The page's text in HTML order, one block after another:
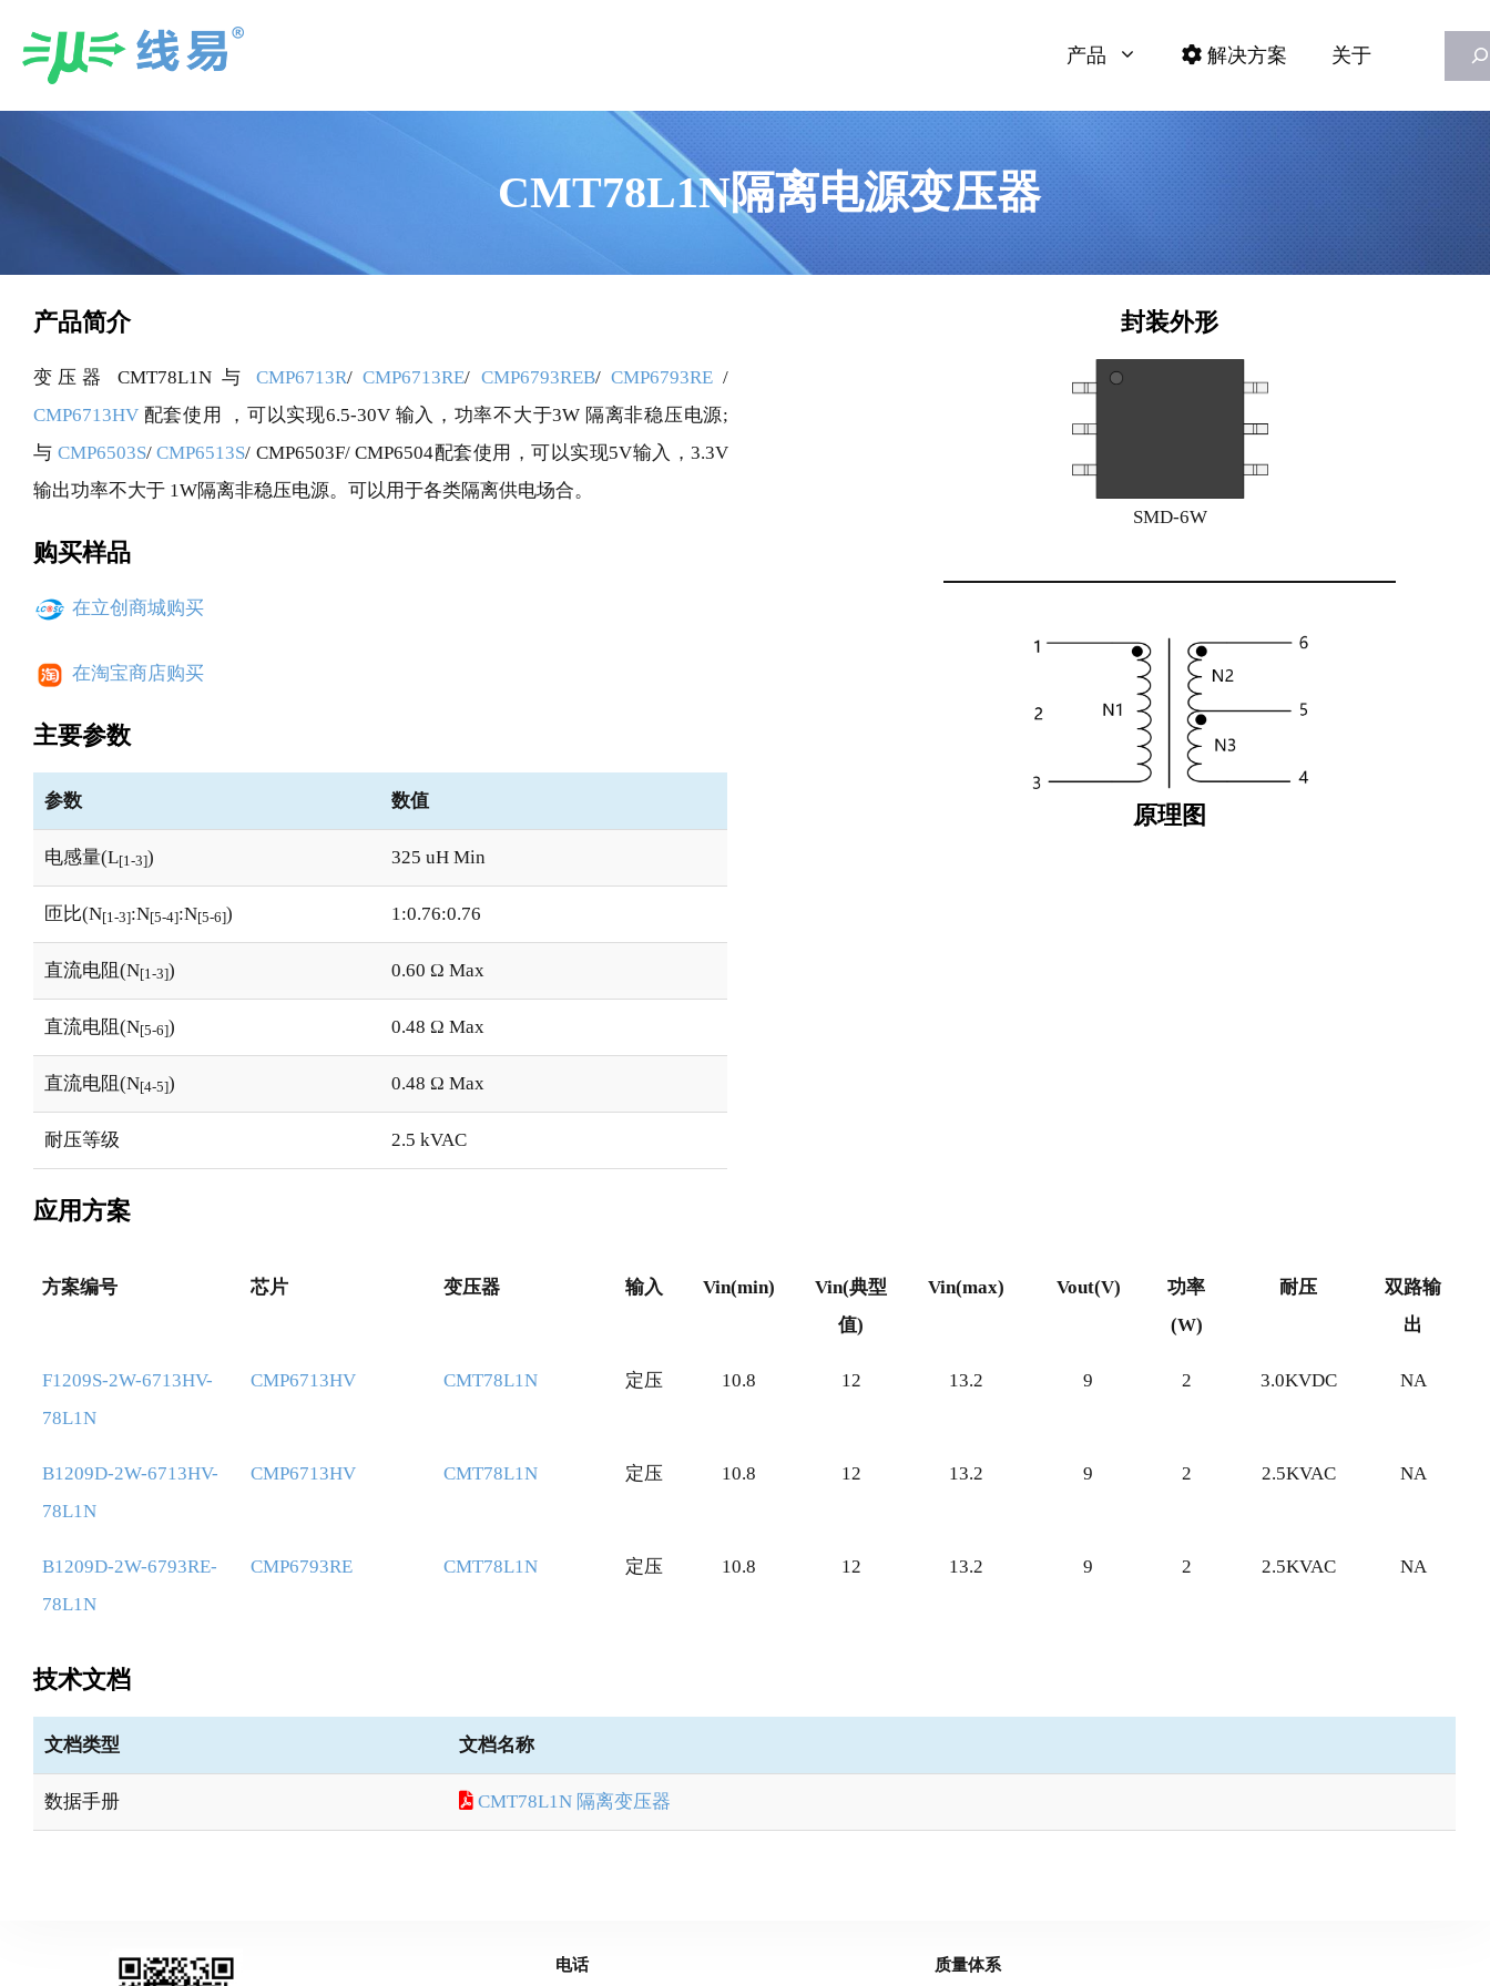
产品 解决方案 关于
CMT78L1N隔离电源变压器
产品简介
变压器 CMT78L1N 与CMP6713R/CMP6713RE/ CMP6793REB/ CMP6793RE/
CMP6713HV 配套使用 ，可以实现6.5-30V 输入，功率不大于3W 隔离非稳压电源;
与 CMP6503S/CMP6513S/ CMP6503F/ CMP6504配套使用，可以实现5V输入，3.3V
输出功率不大于 1W隔离非稳压电源。可以用于各类隔离供电场合。
购买样品
在立创商城购买
在淘宝商店购买
主要参数
参数 数值
电感量(L[1-3]) 325 uH Min
匝比(N[1-3]:N[5-4]:N[5-6]) 1:0.76:0.76
直流电阻(N[1-3]) 0.60 Ω Max
直流电阻(N[5-6]) 0.48 Ω Max
直流电阻(N[4-5]) 0.48 Ω Max
耐压等级 2.5 kVAC
封装外形
SMD-6W
原理图
应用方案
方案编号 芯片 变压器 输入 Vin(min)
Vin(典型
值)
Vin(max) Vout(V)
功率
(W)
耐压
双路输
出
方案编号 芯片 变压器 输入 Vin(min)
Vin(典型
Vin(max) Vout(V)
功率
耐压
双路输
F1209S-2W-6713HV-
78L1N
CMP6713HV CMT78L1N 定压 10.8 12 13.2 9 2 3.0KVDC NA
B1209D-2W-6713HV-
78L1N
CMP6713HV CMT78L1N 定压 10.8 12 13.2 9 2 2.5KVAC NA
B1209D-2W-6793RE-
78L1N
CMP6793RE CMT78L1N 定压 10.8 12 13.2 9 2 2.5KVAC NA
技术文档
文档类型 文档名称
数据手册 CMT78L1N 隔离变压器
电话 质量体系